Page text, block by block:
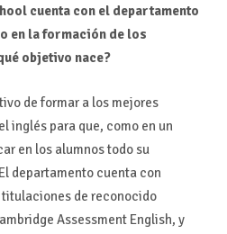
cuenta con el departamento
en la formación de los
objetivo nace?
de formar a los mejores
inglés para que, como en un
en los alumnos todo su
departamento cuenta con
de reconocido
Assessment English, y